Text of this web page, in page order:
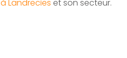
à Landrecies et son secteur.